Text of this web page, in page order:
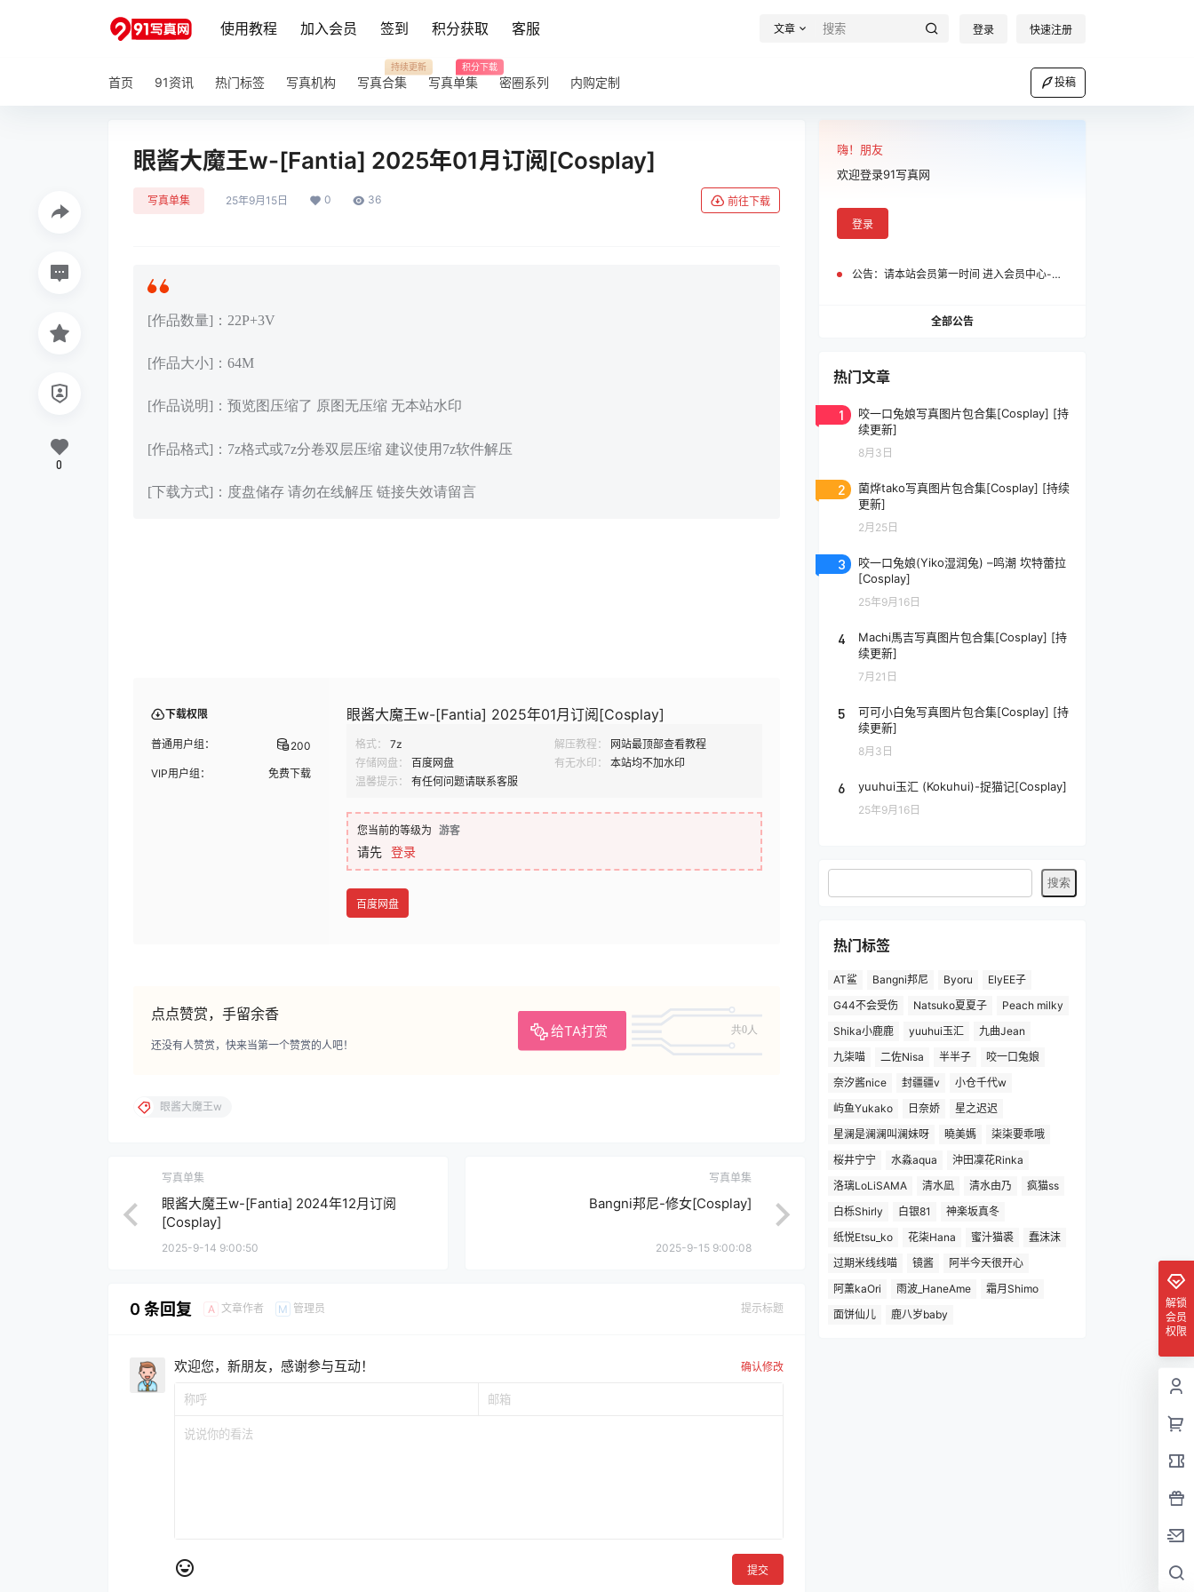
使用教程 加入会员 签到 积分获取 客服 文章 登录 快速注册
首页 91资讯 热门标签 写真机构 写真合集
持续更新
写真单集
积分下载
密圈系列 内购定制 投稿
眼酱大魔王w-[Fantia] 2025年01月订阅[Cosplay]
写真单集 25年9月15日 0 36 前往下载
[作品数量]：22P+3V
[作品大小]：64M
[作品说明]：预览图压缩了 原图无压缩 无本站水印
[作品格式]：7z格式或7z分卷双层压缩 建议使用7z软件解压
[下载方式]：度盘储存 请勿在线解压 链接失效请留言
下载权限
普通用户组： 200
VIP用户组： 免费下载
眼酱大魔王w-[Fantia] 2025年01月订阅[Cosplay]
格式： 7z 解压教程：
网站最顶部查看教程
存储网盘：
百度网盘 有无水印：
本站均不加水印
温馨提示：
有任何问题请联系客服
您当前的等级为 游客
请先 登录
百度网盘
点点赞赏，手留余香
给TA打赏 共0人
还没有人赞赏，快来当第一个赞赏的人吧！
0
眼酱大魔王w
写真单集
眼酱大魔王w-[Fantia] 2024年12月订阅
[Cosplay]
2025-9-14 9:00:50
写真单集
Bangni邦尼-修女[Cosplay]
2025-9-15 9:00:08
0 条回复 A 文章作者 M 管理员 提示标题
欢迎您，新朋友，感谢参与互动！ 确认修改
提交
嗨！朋友
欢迎登录91写真网
登录
公告： 请本站会员第一时间 进入会员中心-我的设置中为您的账号绑定邮箱!
全部公告
热门文章
1
咬一口兔娘写真图片包合集[Cosplay] [持
续更新]
8月3日
2
菌烨tako写真图片包合集[Cosplay] [持续
更新]
2月25日
3
咬一口兔娘(Yiko湿润兔) –鸣潮 坎特蕾拉
[Cosplay]
25年9月16日
4
Machi馬吉写真图片包合集[Cosplay] [持
续更新]
7月21日
5
可可小白兔写真图片包合集[Cosplay] [持
续更新]
8月3日
6 yuuhui玉汇 (Kokuhui)-捉猫记[Cosplay]
25年9月16日
热门标签
AT鲨 Bangni邦尼 Byoru
ElyEE子
G44不会受伤
Natsuko夏夏子
Peach milky
Shika小鹿鹿
yuuhui玉汇
九曲Jean
九柒喵
二佐Nisa 半半子
咬一口兔娘
奈汐酱nice
封疆疆v
小仓千代w
屿鱼Yukako
日奈娇
星之迟迟
星澜是澜澜叫澜妹呀
曉美媽
柒柒要乖哦
桜井宁宁
水淼aqua
沖田凜花Rinka
洛璃LoLiSAMA
清水凪 清水由乃
疯猫ss
白栎Shirly
白银81
神楽坂真冬
纸悦Etsu_ko
花柒Hana 蜜汁猫裘
蠢沫沫
过期米线线喵
镜酱
阿半今天很开心
阿薰kaOri
雨波_HaneAme
霜月Shimo
面饼仙儿
鹿八岁baby
解锁
会员
权限